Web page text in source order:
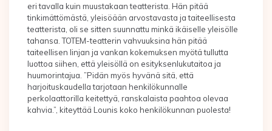
eri tavalla kuin muustakaan teatterista. Hän pitää
tinkimättömästä, yleisöään arvostavasta ja taiteellisesta
teatterista, oli se sitten suunnattu minkä ikäiselle yleisölle
tahansa. TOTEM-teatterin vahvuuksina hän pitää
taiteellisen linjan ja vankan kokemuksen myötä tullutta
luottoa siihen, että yleisöllä on esityksenlukutaitoa ja
huumorintajua. ”Pidän myös hyvänä sitä, että
harjoituskaudella tarjotaan henkilökunnalle
perkolaattorilla keitettyä, ranskalaista paahtoa olevaa
kahvia.”, kiteyttää Lounis koko henkilökunnan puolesta!